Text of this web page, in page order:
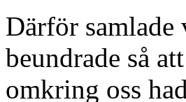
Därför
beundrade så
omkring oss